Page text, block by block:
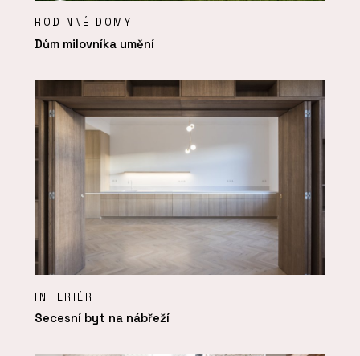
RODINNÉ DOMY
Dům milovníka umění
INTERIÉR
Secesní byt na nábřeží